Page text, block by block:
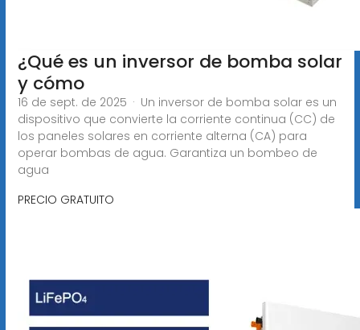
¿Qué es un inversor de bomba solar
y cómo
16 de sept. de 2025 · Un inversor de bomba solar es un
dispositivo que convierte la corriente continua (CC) de
los paneles solares en corriente alterna (CA) para
operar bombas de agua. Garantiza un bombeo de
agua
PRECIO GRATUITO